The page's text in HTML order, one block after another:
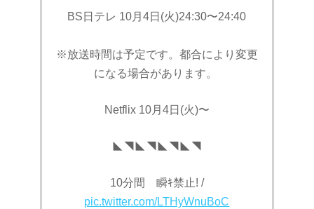
BS日テレ 10月4日(火)24:30〜24:40
※放送時間は予定です。都合により変更
になる場合があります。
Netflix 10月4日(火)〜
◣◥◣◥◣◥◣◥
10分間 瞬ｷ禁止! /
pic.twitter.com/LTHyWnuBoC